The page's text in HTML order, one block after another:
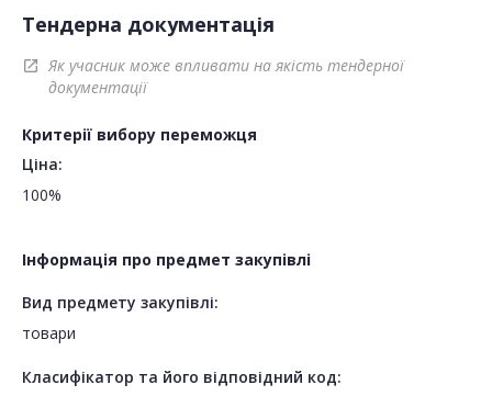
Тендерна документація
open_in_new
Як учасник може впливати на якість тендерної
документації
Критерії вибору переможця
Ціна:
100%
Інформація про предмет закупівлі
Вид предмету закупівлі:
товари
Класифікатор та його відповідний код: